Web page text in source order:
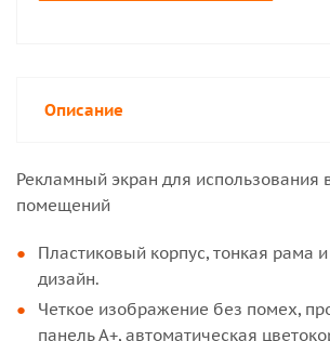
Описание
Рекламный экран для использования
помещений
Пластиковый корпус, тонкая рама
дизайн.
Четкое изображение без помех,
панель А+, автоматическая